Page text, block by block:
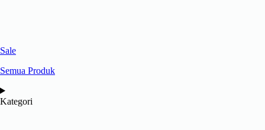
Sale
Semua Produk
Kategori